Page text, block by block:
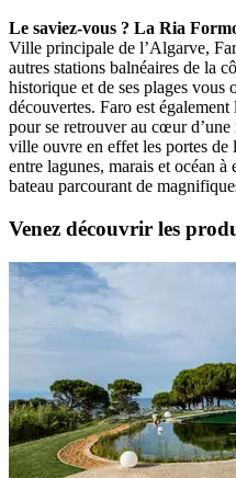
Le saviez-vous ? La Ria
Ville principale de l’Algarve,
autres stations balnéaires de la
historique et de ses plages vous
découvertes. Faro est
pour se retrouver au cœur
ville ouvre en effet les portes de
entre lagunes, marais et océan à
bateau parcourant de
Venez découvrir les